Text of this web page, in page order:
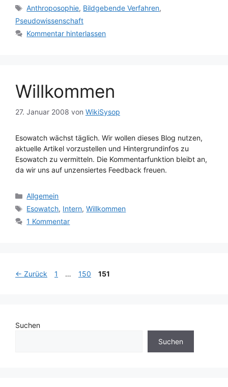
Schlagwörter
Anthroposophie, Bildgebende Verfahren,
Pseudowissenschaft
Kommentar hinterlassen
Willkommen
27. Januar 2008 von WikiSysop
Esowatch wächst täglich. Wir wollen dieses Blog nutzen,
aktuelle Artikel vorzustellen und Hintergrundinfos zu
Esowatch zu vermitteln. Die Kommentarfunktion bleibt an,
da wir uns auf unzensiertes Feedback freuen.
Kategorien
Allgemein
Schlagwörter
Esowatch, Intern,Willkommen
1 Kommentar
← Zurück Seite
1 … Seite
150 Seite
151
Suchen
Suchen